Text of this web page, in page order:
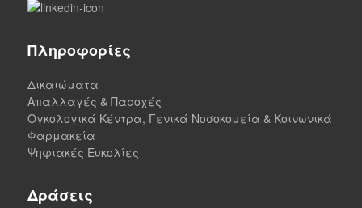
Πληροφορίες
Δικαιώματα
Απαλλαγές & Παροχές
Ογκολογικά Κέντρα, Γενικά Νοσοκομεία & Κοινωνικά
Φαρμακεία
Ψηφιακές Ευκολίες
Δράσεις